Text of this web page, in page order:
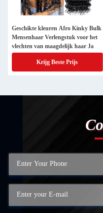
Geschikte kleuren Afro Kinky Bulk
Mensenhaar Verlengstuk voor het
vlechten van maagdelijk haar Ja
Krijg Beste Prijs